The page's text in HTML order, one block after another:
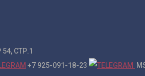
СТР.1
+7 925-091-18-23